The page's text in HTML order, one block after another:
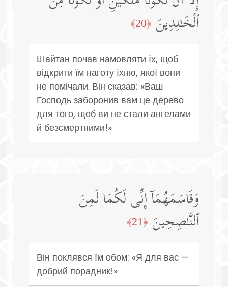
ٱلۡخَـٰلِدِینَ ﴿20﴾
Шайтан почав намовляти їх, щоб
відкрити їм наготу їхню, якої вони
не помічали. Він сказав: «Ваш
Господь заборонив вам це дерево
для того, щоб ви не стали ангелами
й безсмертними!»
وَقَاسَمَهُمَاۤ إِنِّی لَكُمَا لَمِنَ
ٱلنَّـٰصِحِینَ ﴿21﴾
Він поклявся їм обом: «Я для вас —
добрий порадник!»